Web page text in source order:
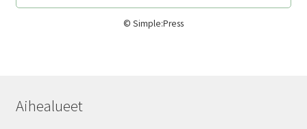
© Simple:Press
Aihealueet